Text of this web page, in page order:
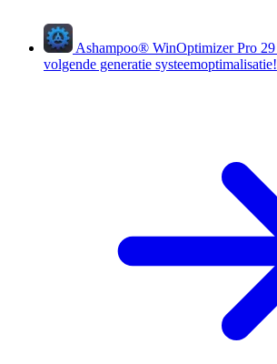
Ashampoo® WinOptimizer Pro 29
volgende generatie systeemoptimalisatie!